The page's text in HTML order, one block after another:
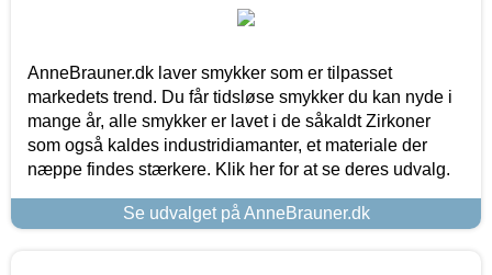
AnneBrauner.dk laver smykker som er tilpasset
markedets trend. Du får tidsløse smykker du kan nyde i
mange år, alle smykker er lavet i de såkaldt Zirkoner
som også kaldes industridiamanter, et materiale der
næppe findes stærkere. Klik her for at se deres udvalg.
Se udvalget på AnneBrauner.dk